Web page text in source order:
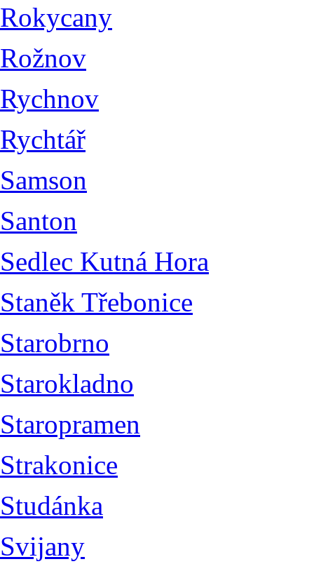
Rokycany
Rožnov
Rychnov
Rychtář
Samson
Santon
Sedlec Kutná Hora
Staněk Třebonice
Starobrno
Starokladno
Staropramen
Strakonice
Studánka
Svijany